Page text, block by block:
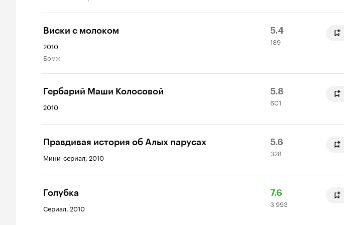
Виски с молоком
2010
бомж
Рейтинг
Кинопоиска
5.4
189
оценок
189
Гербарий Маши Колосовой
2010
Рейтинг
Кинопоиска
5.8
601
оценка
601
Правдивая история об Алых парусах
Мини-сериал, 2010
Рейтинг
Кинопоиска
5.6
328
оценок
328
Голубка
Сериал, 2010
Рейтинг
Кинопоиска
7.6
3
993
3 993